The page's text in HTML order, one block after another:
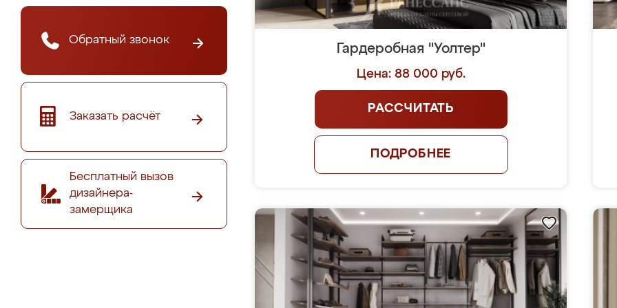
Обратный звонок
Заказать расчёт
Бесплатный вызов
дизайнера-
замерщика
Гардеробная "Уолтер"
Цена: 88 000 руб.
РАССЧИТАТЬ
ПОДРОБНЕЕ